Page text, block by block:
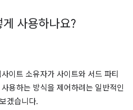
사용하나요?
이트 소유자가 사이트와 서드 파티
용하는 방식을 제어하려는 일반적인
겠습니다.